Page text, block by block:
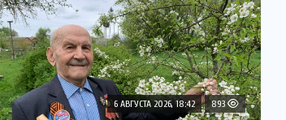
6 АВГУСТА 2026, 18:42 893